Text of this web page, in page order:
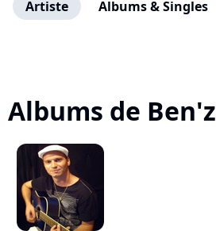
Artiste Albums & Singles
Albums de Ben'z